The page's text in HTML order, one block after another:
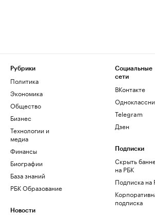
Рубрики
Политика
Экономика
Общество
Бизнес
Технологии и
медиа
Финансы
Биографии
База знаний
РБК Образование
Новости
Социальные
сети
ВКонтакте
Telegram
Дзен
Подписки
Скрыть
на РБК
Подписка на
подписка